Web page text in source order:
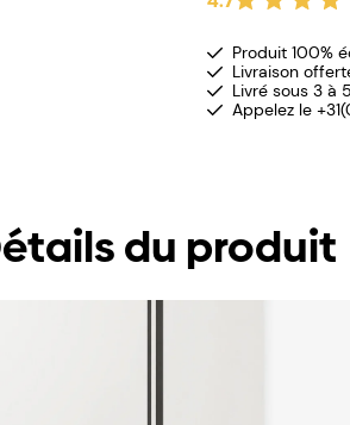
Produit 100%
Livraison
Livré sous 3 à
Appelez le
du produit